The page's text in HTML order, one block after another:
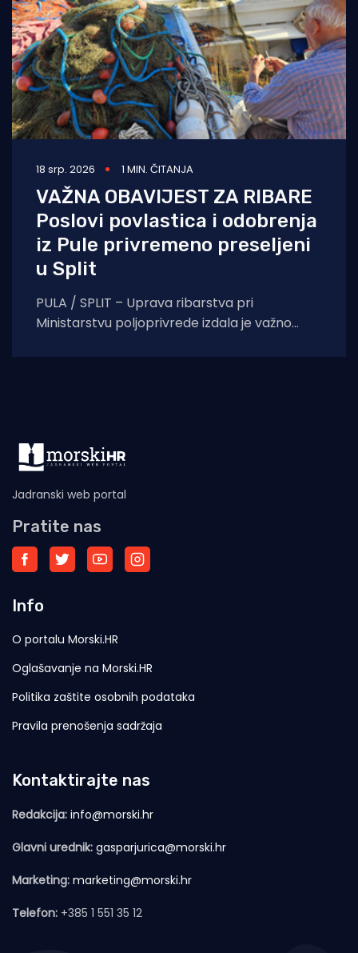
18 srp. 2026 1 MIN. ČITANJA
VAŽNA OBAVIJEST ZA RIBARE
Poslovi povlastica i odobrenja
iz Pule privremeno preseljeni
u Split
PULA / SPLIT – Uprava ribarstva pri
Ministarstvu poljoprivrede izdala je važno
Jadranski web portal
Pratite nas
Info
O portalu Morski.HR
Oglašavanje na Morski.HR
Politika zaštite osobnih podataka
Pravila prenošenja sadržaja
Kontaktirajte nas
Redakcija: info@morski.hr
Glavni urednik: gasparjurica@morski.hr
Marketing: marketing@morski.hr
Telefon: +385 1 551 35 12